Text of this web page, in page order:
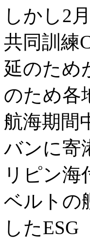
しかし2
共同訓練
延のため
のため各
航海期間
バンに寄
リピン海
ベルトの
した